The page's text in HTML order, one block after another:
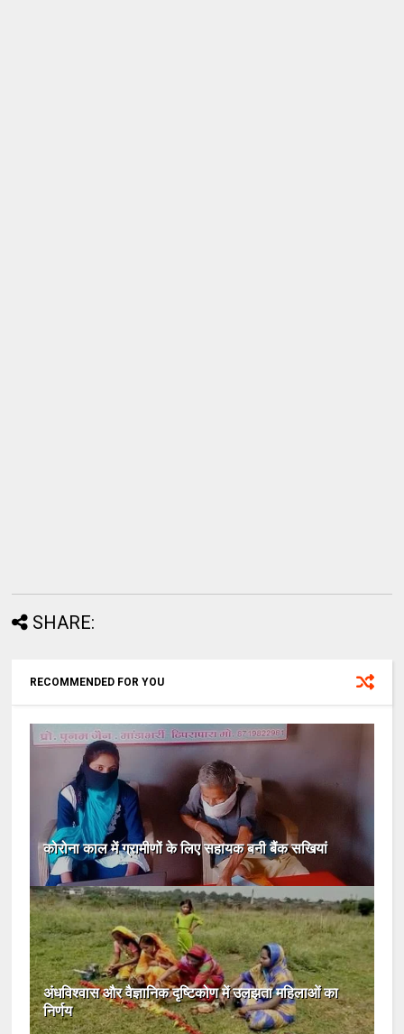
SHARE:
RECOMMENDED FOR YOU
कोरोना काल में ग्रामीणों के लिए सहायक बनी बैंक सखियां
अंधविश्वास और वैज्ञानिक दृष्टिकोण में उलझता महिलाओं का
निर्णय